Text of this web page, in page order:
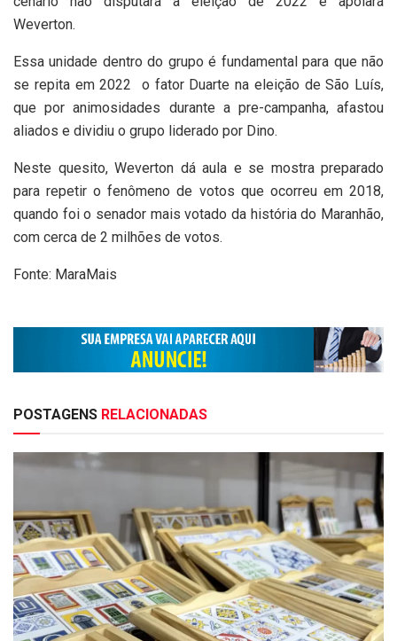
Weverton.
Essa unidade dentro do grupo é fundamental para que não
se repita em 2022
o fator Duarte na eleição de São Luís,
que por animosidades durante a pre-campanha, afastou
aliados e dividiu o grupo liderado por Dino.
Neste quesito, Weverton dá aula e se mostra preparado
para repetir o fenômeno de votos que ocorreu em 2018,
quando foi o senador mais votado da história do Maranhão,
com cerca de 2 milhões de votos.
Fonte: MaraMais
POSTAGENS RELACIONADAS